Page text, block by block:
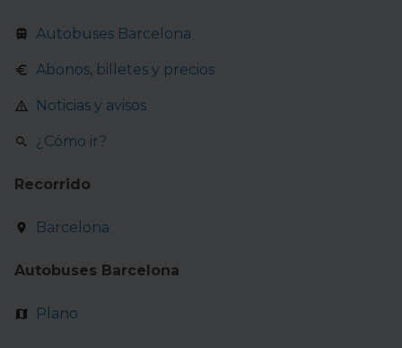
salvo las estrictamente necesarias para el normal
Cookiespuedes consultar más información, modificar
momento.
Autobuses Barcelona
Abonos, billetes y precios
Noticias y avisos
¿Cómo ir?
Recorrido
Barcelona
Autobuses Barcelona
Plano